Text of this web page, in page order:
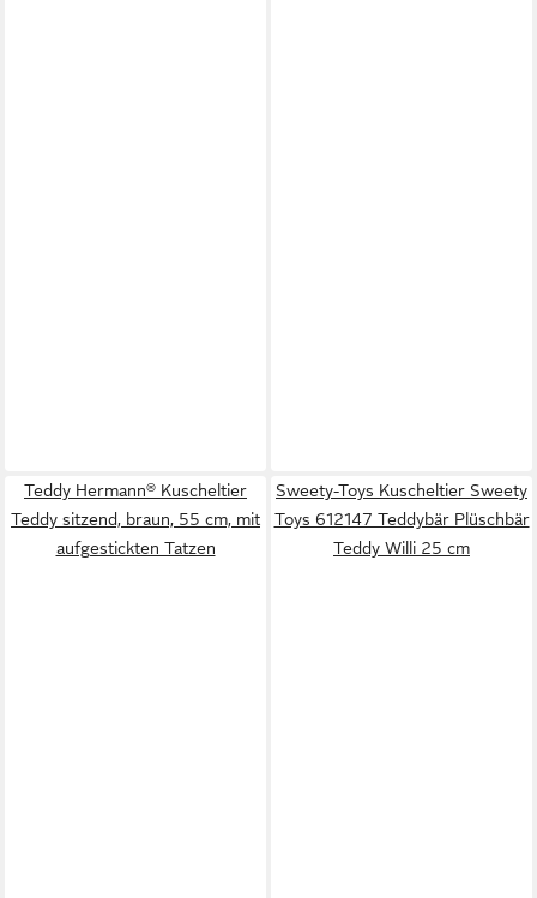
Teddy Hermann® Kuscheltier
Teddy sitzend, braun, 55 cm, mit
aufgestickten Tatzen
Sweety-Toys Kuscheltier Sweety
Toys 612147 Teddybär Plüschbär
Teddy Willi 25 cm